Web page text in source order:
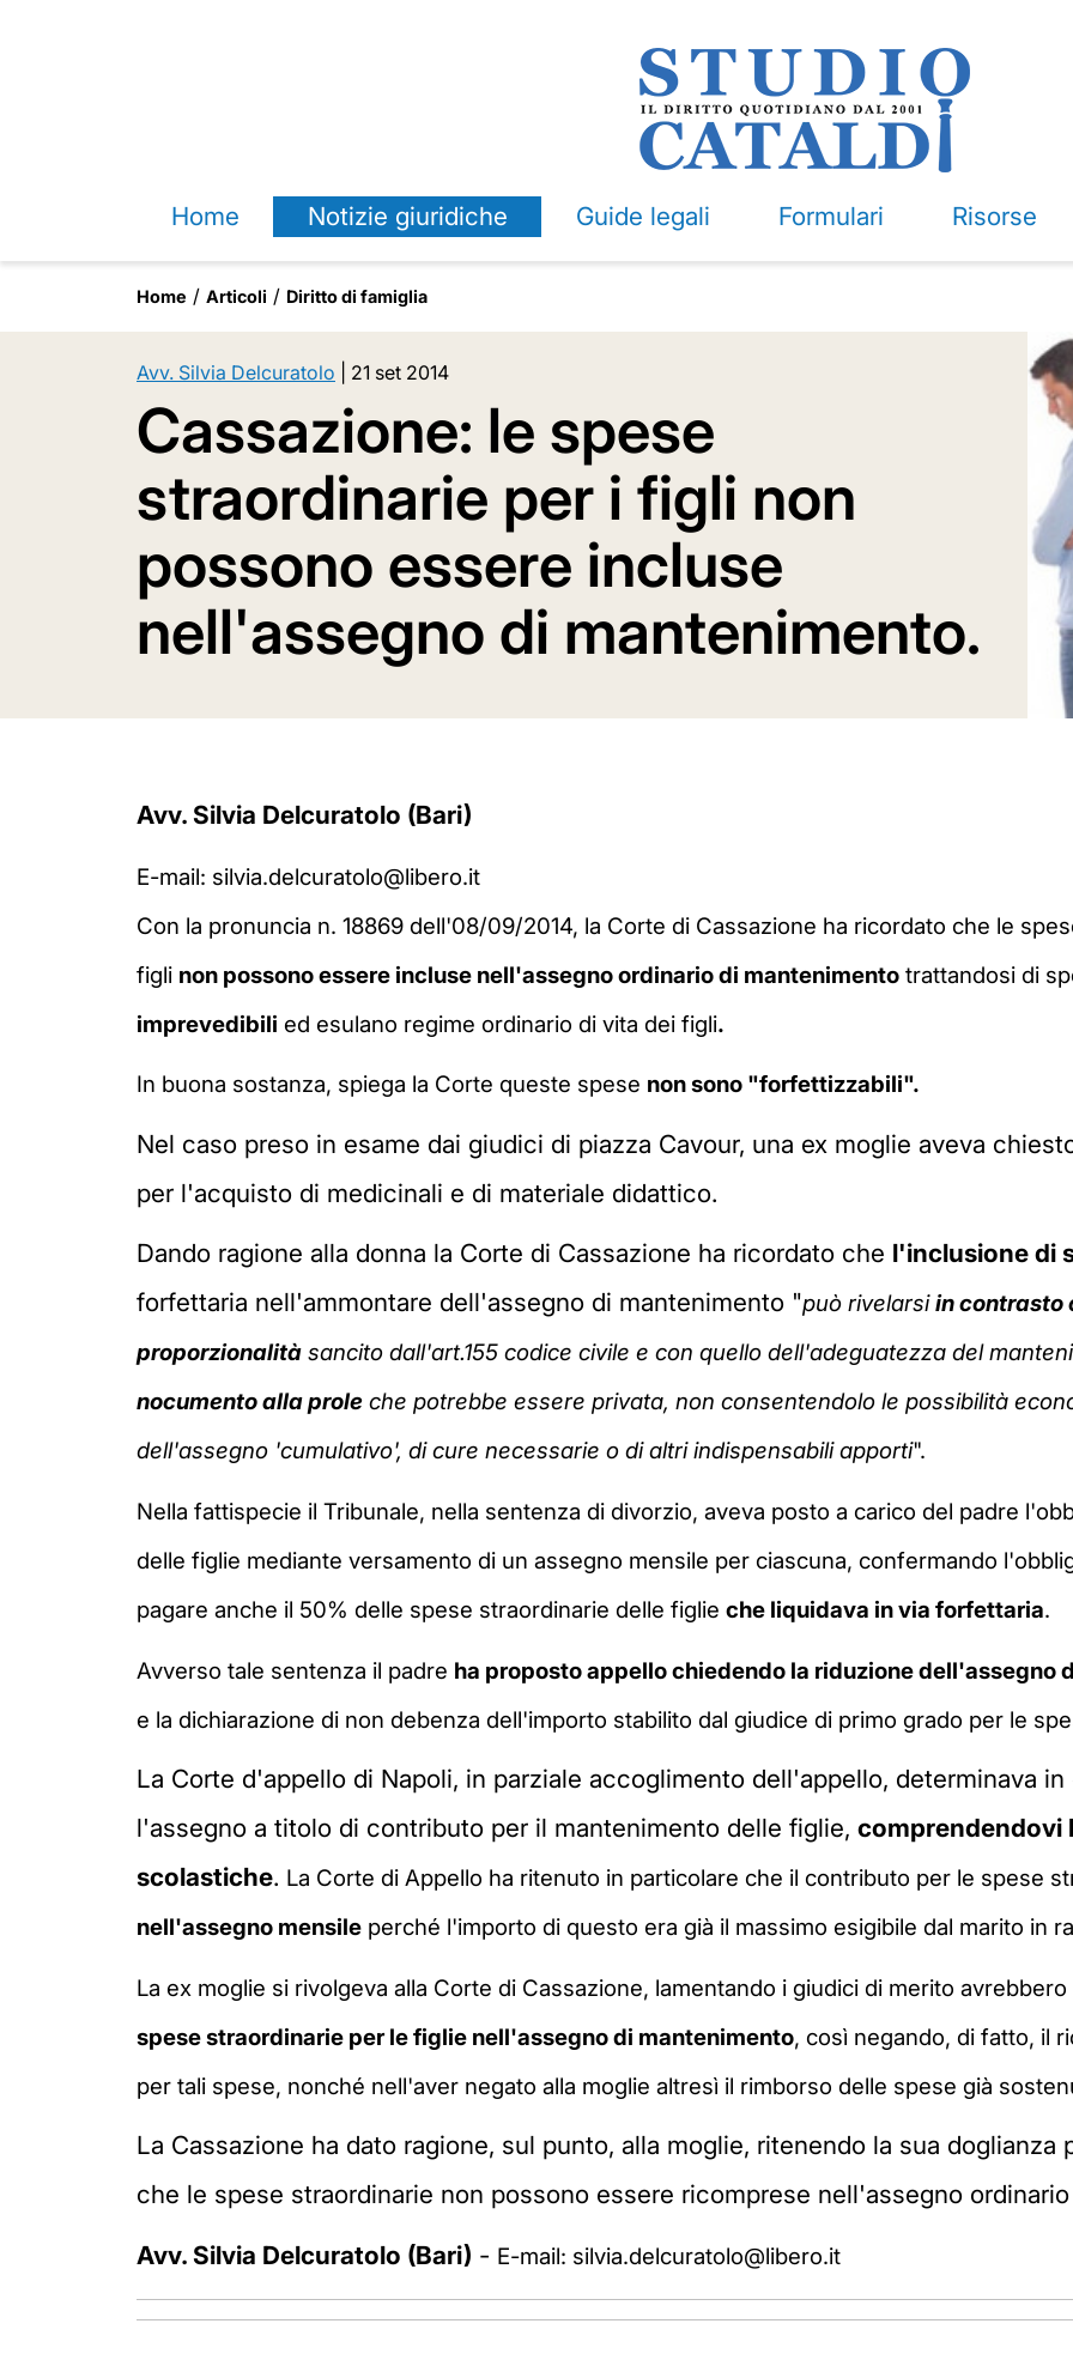
Home Notizie giuridiche Guide legali Formulari Risorse
Home Articoli Diritto di famiglia
Avv. Silvia Delcuratolo 21 set 2014
Cassazione: le spese
straordinarie per i figli non
possono essere incluse
nell'assegno di mantenimento.
Avv. Silvia Delcuratolo (Bari)
E-mail: silvia.delcuratolo@libero.it
Con la pronuncia n. 18869 dell'08/09/2014, la Corte di Cassazione ha ricordato che le
figli non possono essere incluse nell'assegno ordinario di mantenimento trattandosi di
imprevedibili ed esulano regime ordinario di vita dei figli.
In buona sostanza, spiega la Corte queste spese non sono "forfettizzabili".
Nel caso preso in esame dai giudici di piazza Cavour, una ex moglie aveva
per l'acquisto di medicinali e di materiale didattico.
Dando ragione alla donna la Corte di Cassazione ha ricordato che l'inclusione di
forfettaria nell'ammontare dell'assegno di mantenimento "può rivelarsiin contrasto
proporzionalità sancito dall'art.155 codice civile e con quello dell'adeguatezza del
nocumento alla prole che potrebbe essere privata, non consentendolo le possibilità
dell'assegno 'cumulativo', di cure necessarie o di altri indispensabili apporti".
Nella fattispecie il Tribunale, nella sentenza di divorzio, aveva posto a carico del padre
delle figlie mediante versamento di un assegno mensile per ciascuna, confermando
pagare anche il 50% delle spese straordinarie delle figlie che liquidava in via forfettaria.
Avverso tale sentenza il padre ha proposto appello chiedendo la riduzione dell'assegno
e la dichiarazione di non debenza dell'importo stabilito dal giudice di primo grado per le
La Corte d'appello di Napoli, in parziale accoglimento dell'appello, determinava
l'assegno a titolo di contributo per il mantenimento delle figlie, comprendendovi
scolastiche. La Corte di Appello ha ritenuto in particolare che il contributo per le spese
nell'assegno mensile perché l'importo di questo era già il massimo esigibile dal marito in
La ex moglie si rivolgeva alla Corte di Cassazione, lamentando i giudici di merito avrebbero
spese straordinarie per le figlie nell'assegno di mantenimento, così negando, di fatto, il
per tali spese, nonché nell'aver negato alla moglie altresì il rimborso delle spese già
La Cassazione ha dato ragione, sul punto, alla moglie, ritenendo la sua
che le spese straordinarie non possono essere ricomprese nell'assegno
Avv. Silvia Delcuratolo (Bari) - E-mail: silvia.delcuratolo@libero.it